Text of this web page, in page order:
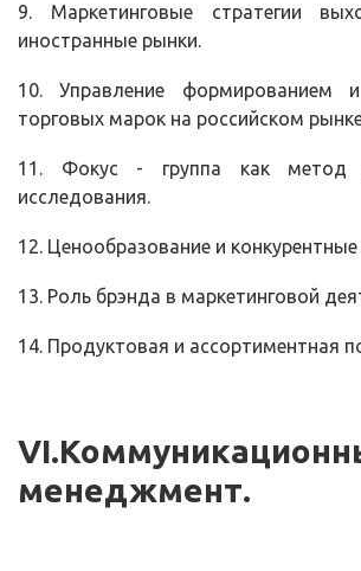
9. Маркетинговые стратегии
иностранные рынки.
10. Управление формированием
торговых марок на российском
11. Фокус - группа как метод
исследования.
12. Ценообразование и
13. Роль брэнда в маркетинговой
14. Продуктовая и ассортиментная
VI
менеджмент.